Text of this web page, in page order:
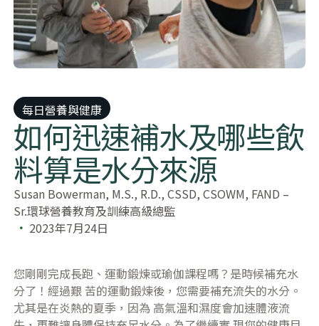
每日營養與健康
​​如何迅速補水及哪些飲
料算是水分來源​
​​Susan Bowerman, M.S., R.D., CSSD, CSOWM, FAND –
Sr.環球營養教育及訓練高級總監​
2023年7月24日
您剛剛完成長跑、運動鍛煉或瑜伽課程嗎？是時候補充水
分了！經過艱 苦的運動鍛煉後，您需要補充流失的水分。
尤其是在炎熱的夏季，因為 高氣溫和濕度會加速體液流